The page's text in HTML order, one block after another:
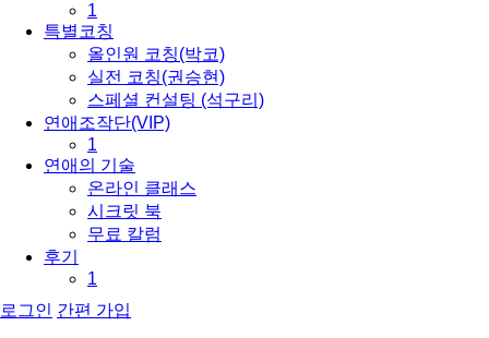
1
특별코칭
올인원 코칭(박코)
실전 코칭(권승현)
스페셜 컨설팅 (석구리)
연애조작단(VIP)
1
연애의 기술
온라인 클래스
시크릿 북
무료 칼럼
후기
1
로그인 간편 가입